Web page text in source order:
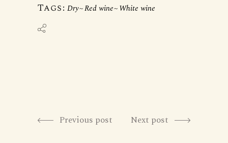
Tags: Dry Red wine White wine
Previous post Next post